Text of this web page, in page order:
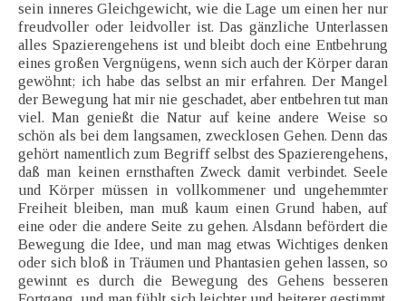
sein inneres Gleichgewicht, wie die Lage um einen her nur
freudvoller oder leidvoller ist. Das gänzliche Unterlassen
alles Spazierengehens ist und bleibt doch eine Entbehrung
eines großen Vergnügens, wenn sich auch der Körper daran
gewöhnt; ich habe das selbst an mir erfahren. Der Mangel
der Bewegung hat mir nie geschadet, aber entbehren tut man
viel. Man genießt die Natur auf keine andere Weise so
schön als bei dem langsamen, zwecklosen Gehen. Denn das
gehört namentlich zum Begriff selbst des Spazierengehens,
daß man keinen ernsthaften Zweck damit verbindet. Seele
und Körper müssen in vollkommener und ungehemmter
Freiheit bleiben, man muß kaum einen Grund haben, auf
eine oder die andere Seite zu gehen. Alsdann befördert die
Bewegung die Idee, und man mag etwas Wichtiges denken
oder sich bloß in Träumen und Phantasien gehen lassen, so
gewinnt es durch die Bewegung des Gehens besseren